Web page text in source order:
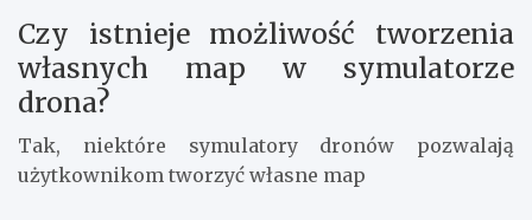
Czy istnieje możliwość tworzenia
własnych map w symulatorze
drona?
Tak, niektóre symulatory dronów pozwalają
użytkownikom tworzyć własne map